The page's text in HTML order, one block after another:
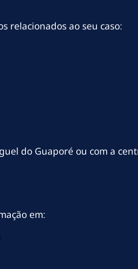
relacionados ao seu caso:
do Guaporé ou com a
em: